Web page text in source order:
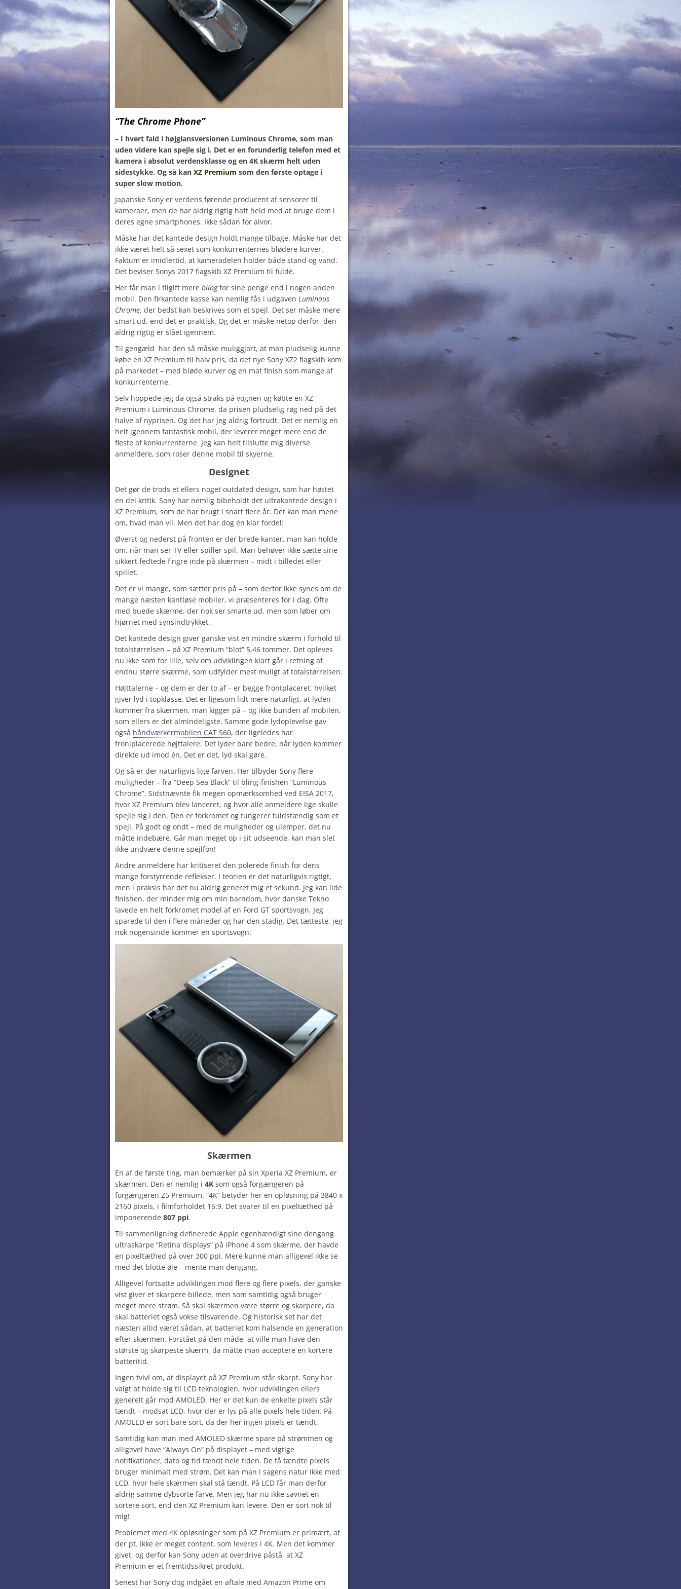
“The Chrome Phone”
– I hvert fald i højglansversionen Luminous Chrome, som man
uden videre kan spejle sig i. Det er en forunderlig telefon med et
kamera i absolut verdensklasse og en 4K skærm helt uden
sidestykke. Og så kan XZ Premium som den første optage i
super slow motion.
Japanske Sony er verdens førende producent af sensorer til
kameraer, men de har aldrig rigtig haft held med at bruge dem i
deres egne smartphones. Ikke sådan for alvor.
Måske har det kantede design holdt mange tilbage. Måske har det
ikke været helt så sexet som konkurrenternes blødere kurver.
Faktum er imidlertid, at kameradelen holder både stand og vand.
Det beviser Sonys 2017 flagskib XZ Premium til fulde.
Her får man i tilgift mere blingfor sine penge end i nogen anden
mobil. Den firkantede kasse kan nemlig fås i udgaven Luminous
Chrome, der bedst kan beskrives som et spejl. Det ser måske mere
smart ud, end det er praktisk. Og det er måske netop derfor, den
aldrig rigtig er slået igennem.
Til gengæld har den så måske muliggjort, at man pludselig kunne
købe en XZ Premium til halv pris, da det nye Sony XZ2 flagskib kom
på markedet – med bløde kurver og en mat finish som mange af
konkurrenterne.
Selv hoppede jeg da også straks på vognen og købte en XZ
Premium i Luminous Chrome, da prisen pludselig røg ned på det
halve af nyprisen. Og det har jeg aldrig fortrudt. Det er nemlig en
helt igennem fantastisk mobil, der leverer meget mere end de
fleste af konkurrenterne. Jeg kan helt tilslutte mig diverse
anmeldere, som roser denne mobil til skyerne.
Designet
Det gør de trods et ellers noget outdated design, som har høstet
en del kritik. Sony har nemlig bibeholdt det ultrakantede design i
XZ Premium, som de har brugt i snart flere år. Det kan man mene
om, hvad man vil. Men det har dog én klar fordel:
Øverst og nederst på fronten er der brede kanter, man kan holde
om, når man ser TV eller spiller spil. Man behøver ikke sætte sine
sikkert fedtede fingre inde på skærmen – midt i billedet eller
spillet.
Det er vi mange, som sætter pris på – som derfor ikke synes om de
mange næsten kantløse mobiler, vi præsenteres for i dag. Ofte
med buede skærme, der nok ser smarte ud, men som løber om
hjørnet med synsindtrykket.
Det kantede design giver ganske vist en mindre skærm i forhold til
totalstørrelsen – på XZ Premium “blot” 5,46 tommer. Det opleves
nu ikke som for lille, selv om udviklingen klart går i retning af
endnu større skærme, som udfylder mest muligt af totalstørrelsen.
Højttalerne – og dem er der to af – er begge frontplaceret, hvilket
giver lyd i topklasse. Det er ligesom lidt mere naturligt, at lyden
kommer fra skærmen, man kigger på – og ikke bunden af mobilen,
som ellers er det almindeligste. Samme gode lydoplevelse gav
også håndværkermobilen CAT S60, der ligeledes har
fronlplacerede højttalere. Det lyder bare bedre, når lyden kommer
direkte ud imod én. Det er det, lyd skal gøre.
Og så er der naturligvis lige farven. Her tilbyder Sony flere
muligheder – fra “Deep Sea Black” til bling-finishen “Luminous
Chrome”. Sidstnævnte fik megen opmærksomhed ved EISA 2017,
hvor XZ Premium blev lanceret, og hvor alle anmeldere lige skulle
spejle sig i den. Den er forkromet og fungerer fuldstændig som et
spejl. På godt og ondt – med de muligheder og ulemper, det nu
måtte indebære. Går man meget op i sit udseende, kan man slet
ikke undvære denne spejlfon!
Andre anmeldere har kritiseret den polerede finish for dens
mange forstyrrende reflekser. I teorien er det naturligvis rigtigt,
men i praksis har det nu aldrig generet mig et sekund. Jeg kan lide
finishen, der minder mig om min barndom, hvor danske Tekno
lavede en helt forkromet model af en Ford GT sportsvogn. Jeg
sparede til den i flere måneder og har den stadig. Det tætteste, jeg
nok nogensinde kommer en sportsvogn:
Skærmen
En af de første ting, man bemærker på sin Xperia XZ Premium, er
skærmen. Den er nemlig i 4K som også forgængeren på
forgængeren Z5 Premium. “4K” betyder her en opløsning på 3840 x
2160 pixels, i filmforholdet 16:9. Det svarer til en pixeltæthed på
imponerende 807 ppi.
Til sammenligning definerede Apple egenhændigt sine dengang
ultraskarpe “Retina displays” på iPhone 4 som skærme, der havde
en pixeltæthed på over 300 ppi. Mere kunne man alligevel ikke se
med det blotte øje – mente man dengang.
Alligevel fortsatte udviklingen mod flere og flere pixels, der ganske
vist giver et skarpere billede, men som samtidig også bruger
meget mere strøm. Så skal skærmen være større og skarpere, da
skal batteriet også vokse tilsvarende. Og historisk set har det
næsten altid været sådan, at batteriet kom halsende en generation
efter skærmen. Forstået på den måde, at ville man have den
største og skarpeste skærm, da måtte man acceptere en kortere
batteritid.
Ingen tvivl om, at displayet på XZ Premium står skarpt. Sony har
valgt at holde sig til LCD teknologien, hvor udviklingen ellers
generelt går mod AMOLED. Her er det kun de enkelte pixels står
tændt – modsat LCD, hvor der er lys på alle pixels hele tiden. På
AMOLED er sort bare sort, da der her ingen pixels er tændt.
Samtidig kan man med AMOLED skærme spare på strømmen og
alligevel have “Always On” på displayet – med vigtige
notifikationer, dato og tid tændt hele tiden. De få tændte pixels
bruger minimalt med strøm. Det kan man i sagens natur ikke med
LCD, hvor hele skærmen skal stå tændt. På LCD får man derfor
aldrig samme dybsorte farve. Men jeg har nu ikke savnet en
sortere sort, end den XZ Premium kan levere. Den er sort nok til
mig!
Problemet med 4K opløsninger som på XZ Premium er primært, at
der pt. ikke er meget content, som leveres i 4K. Men det kommer
givet, og derfor kan Sony uden at overdrive påstå, at XZ
Premium er et fremtidssikret produkt.
Senest har Sony dog indgået en aftale med Amazon Prime om